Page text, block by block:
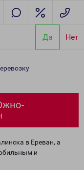
Да Нет
в Ереван, а
и